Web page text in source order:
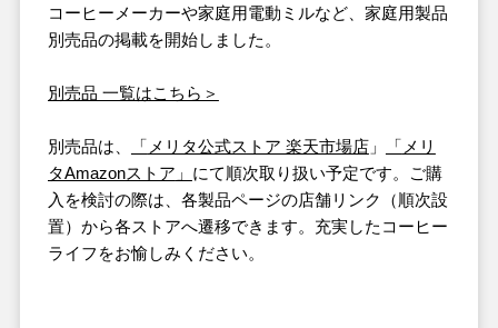
コーヒーメーカーや家庭用電動ミルなど、家庭用製品
別売品の掲載を開始しました。
別売品 一覧はこちら＞
別売品は、 「 メリタ公式ストア 楽天市場店」 「 メリ
タAmazonストア 」 にて順次取り扱い予定です。ご購
入を検討の際は、各製品ページの店舗リンク（順次設
置）から各ストアへ遷移できます。充実したコーヒー
ライフをお愉しみください。